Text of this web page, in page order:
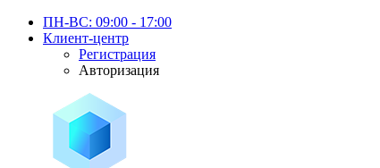
ПН-ВС: 09:00 - 17:00
Клиент-центр
Регистрация
Авторизация